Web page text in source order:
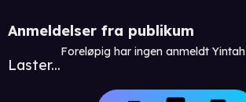
Anmeldelser fra publikum
Laster...
Foreløpig har ingen anmeldt Yintah